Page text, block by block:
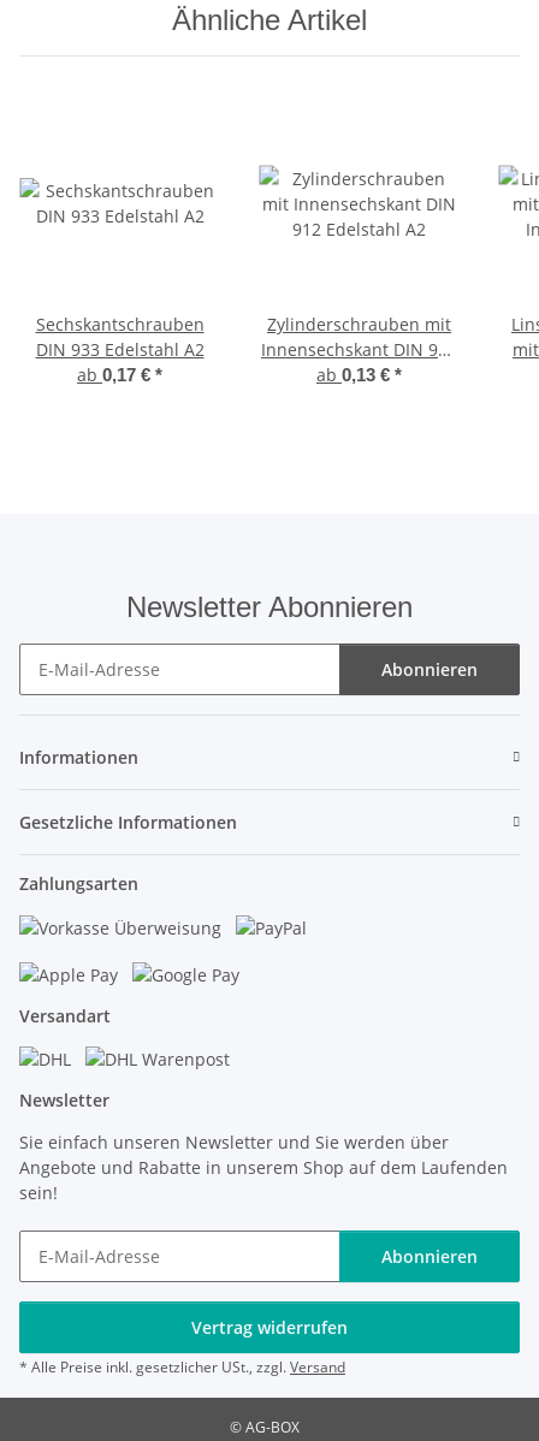
Ähnliche Artikel
Sechskantschrauben
DIN 933 Edelstahl A2
ab 0,17 € *
Zylinderschrauben mit
Innensechskant DIN 912
Edelstahl A2
ab 0,13 € *
Newsletter Abonnieren
Abonnieren
Informationen
Gesetzliche Informationen
Zahlungsarten
Versandart
Newsletter
Sie einfach unseren Newsletter und Sie werden über
Angebote und Rabatte in unserem Shop auf dem Laufenden
sein!
Abonnieren
Vertrag widerrufen
* Alle Preise inkl. gesetzlicher USt., zzgl.Versand
© AG-BOX